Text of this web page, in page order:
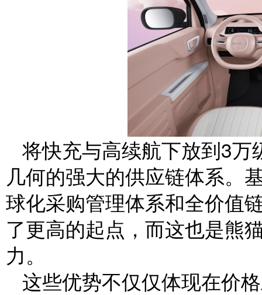
将快充与高续航下放到3
几何的强大的供应链体系。
球化采购管理体系和全价值
了更高的起点，而这也是熊
力。
这些优势不仅仅体现在价